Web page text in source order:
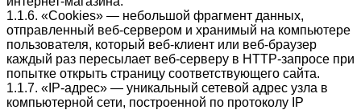
1.1.6. «Cookies» — небольшой фрагмент данных,
отправленный веб-сервером и хранимый на компьютере
пользователя, который веб-клиент или веб-браузер
каждый раз пересылает веб-серверу в HTTP-запросе при
попытке открыть страницу соответствующего сайта.
1.1.7. «IP-адрес» — уникальный сетевой адрес узла в
компьютерной сети, построенной по протоколу IP